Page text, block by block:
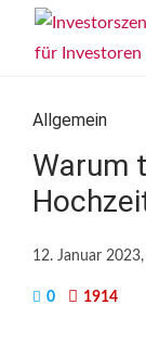
Allgemein
Warum
12. Januar
0 1914